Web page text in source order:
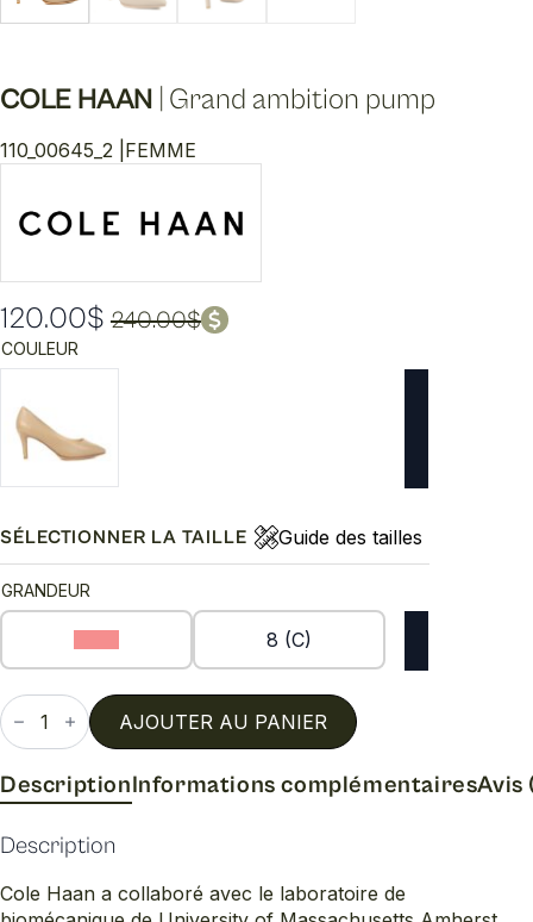
COLE HAAN Grand ambition pump
110_00645_2 | FEMME
240.00$
Le
prix
initial
était :
240.00$.
120.00$
Le
prix
actuel
est :
120.00$.
COULEUR
SÉLECTIONNER LA TAILLE Guide des tailles
GRANDEUR
8 (C)
quantité
de
Grand
pump
AJOUTER AU PANIER
DescriptionInformations complémentairesAvis
Description
Cole Haan a collaboré avec le laboratoire de